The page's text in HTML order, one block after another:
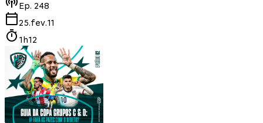
Ep. 248
25.fev.11
1h12